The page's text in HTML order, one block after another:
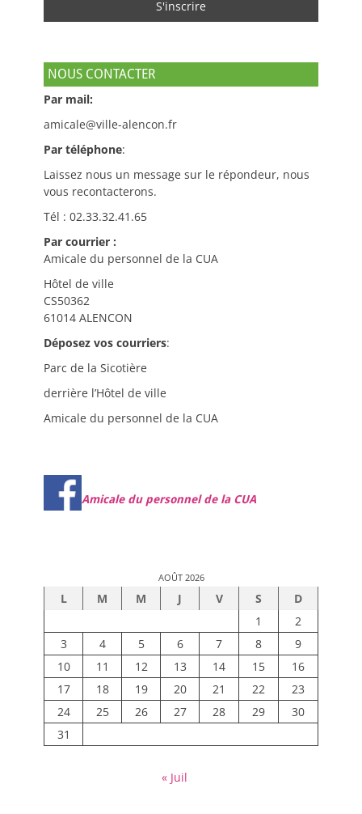
NOUS CONTACTER
Par mail:
amicale@ville-alencon.fr
Par téléphone:
Laissez nous un message sur le répondeur, nous
vous recontacterons.
Tél : 02.33.32.41.65
Par courrier :
Amicale du personnel de la CUA
Hôtel de ville
CS50362
61014 ALENCON
Déposez vos courriers:
Parc de la Sicotière
derrière l’Hôtel de ville
Amicale du personnel de la CUA
Amicale du personnel de la CUA
AOÛT 2026
L M M J V S
D
1
2
3
4 5 6 7 8
9
10
11 12 13 14 15
16
17
18 19 20 21 22
23
24
25 26 27 28 29
30
31
« Juil